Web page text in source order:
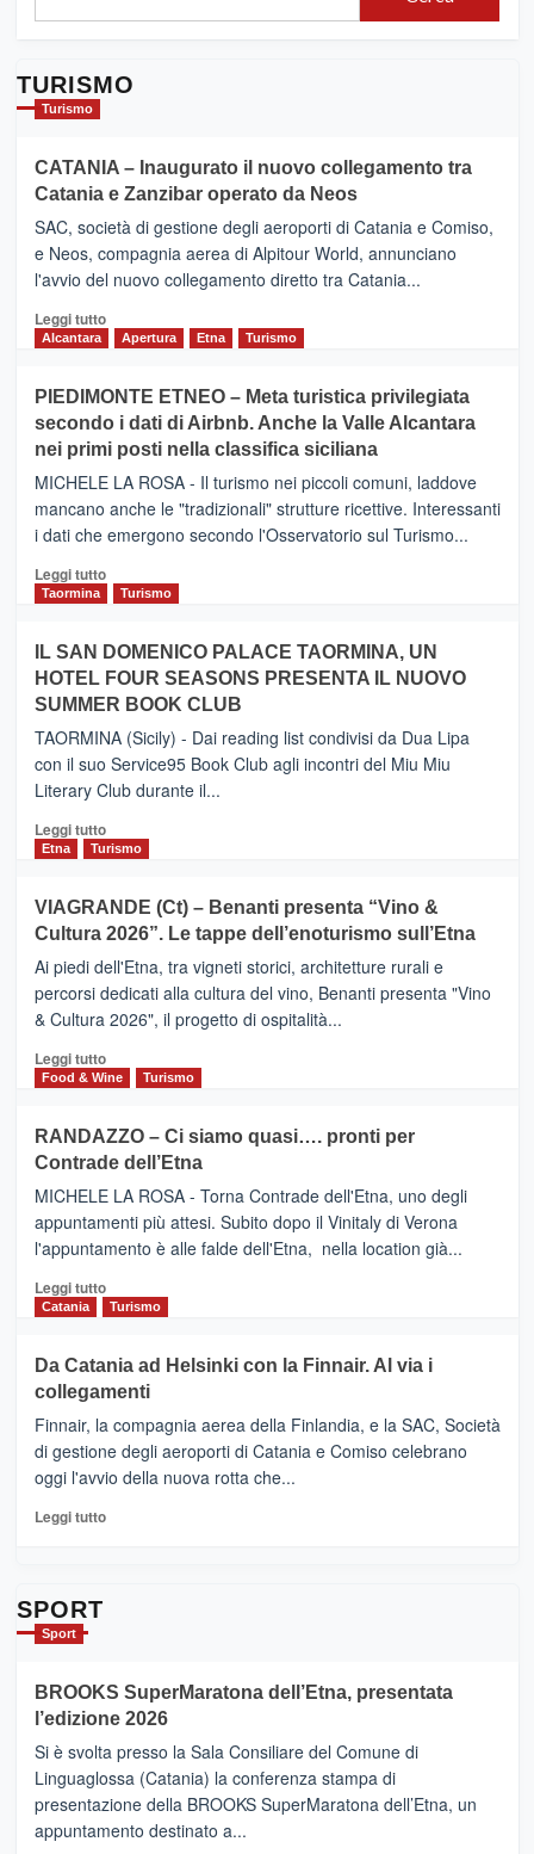
TURISMO
Turismo
CATANIA – Inaugurato il nuovo collegamento tra
Catania e Zanzibar operato da Neos
SAC, società di gestione degli aeroporti di Catania e Comiso,
e Neos, compagnia aerea di Alpitour World, annunciano
l'avvio del nuovo collegamento diretto tra Catania...
Leggi tuttoLeggi
CATANIA
–
Inaugurato
il
nuovo
collegamento
tra
e
Zanzibar
da
Neos
Alcantara Apertura Etna Turismo
PIEDIMONTE ETNEO – Meta turistica privilegiata
secondo i dati di Airbnb. Anche la Valle Alcantara
nei primi posti nella classifica siciliana
MICHELE LA ROSA - Il turismo nei piccoli comuni, laddove
mancano anche le "tradizionali" strutture ricettive. Interessanti
i dati che emergono secondo l'Osservatorio sul Turismo...
Leggi tuttoLeggi
PIEDIMONTE
ETNEO
–
Meta
turistica
privilegiata
secondo
dati
di
Anche
la
Alcantara
nei
primi
nella
classifica
Taormina Turismo
IL SAN DOMENICO PALACE TAORMINA, UN
HOTEL FOUR SEASONS PRESENTA IL NUOVO
SUMMER BOOK CLUB
TAORMINA (Sicily) - Dai reading list condivisi da Dua Lipa
con il suo Service95 Book Club agli incontri del Miu Miu
Literary Club durante il...
Leggi tuttoLeggi
di
IL
SAN
DOMENICO
PALACE
TAORMINA,
UN
HOTEL
FOUR
IL
NUOVO
SUMMER
CLUB
Etna Turismo
VIAGRANDE (Ct) – Benanti presenta “Vino &
Cultura 2026”. Le tappe dell’enoturismo sull’Etna
Ai piedi dell'Etna, tra vigneti storici, architetture rurali e
percorsi dedicati alla cultura del vino, Benanti presenta "Vino
& Cultura 2026", il progetto di ospitalità...
Leggi tuttoLeggi
di
VIAGRANDE
(Ct)
–
Benanti
presenta
“Vino
&
Cultura
tappe
dell’enoturismo
Food & Wine Turismo
RANDAZZO – Ci siamo quasi…. pronti per
Contrade dell’Etna
MICHELE LA ROSA - Torna Contrade dell'Etna, uno degli
appuntamenti più attesi. Subito dopo il Vinitaly di Verona
l'appuntamento è alle falde dell'Etna, nella location già...
Leggi tuttoLeggi
di
RANDAZZO
–
Ci
siamo
quasi….
pronti
per
Catania Turismo
Da Catania ad Helsinki con la Finnair. Al via i
collegamenti
Finnair, la compagnia aerea della Finlandia, e la SAC, Società
di gestione degli aeroporti di Catania e Comiso celebrano
oggi l'avvio della nuova rotta che...
Leggi tuttoLeggi
con
la
Al
via
i
collegamenti
SPORT
Sport
BROOKS SuperMaratona dell’Etna, presentata
l’edizione 2026
Si è svolta presso la Sala Consiliare del Comune di
Linguaglossa (Catania) la conferenza stampa di
presentazione della BROOKS SuperMaratona dell’Etna, un
appuntamento destinato a...